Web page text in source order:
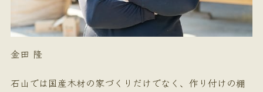
金田 隆
石山では国産木材の家づくりだけでなく、作り付けの棚